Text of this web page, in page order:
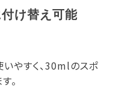
け替え可能
やすく、30mlのスポ
。